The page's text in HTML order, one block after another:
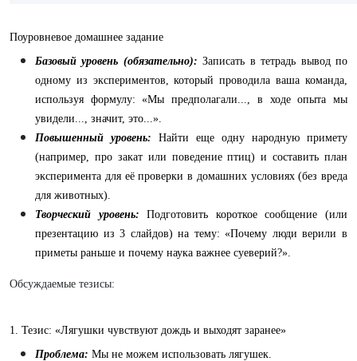
Поуровневое домашнее задание
Базовый уровень (обязательно): Записать в тетрадь вывод по
одному из экспериментов, который проводила ваша команда,
используя формулу: «Мы предполагали..., в ходе опыта мы
увидели..., значит, это...».
Повышенный уровень: Найти еще одну народную примету
(например, про закат или поведение птиц) и составить план
эксперимента для её проверки в домашних условиях (без вреда
для животных).
Творческий уровень: Подготовить короткое сообщение (или
презентацию из 3 слайдов) на тему: «Почему люди верили в
приметы раньше и почему наука важнее суеверий?».
Обсуждаемые тезисы:
1. Тезис: «Лягушки чувствуют дождь и выходят заранее»
Проблема: Мы не можем использовать лягушек.